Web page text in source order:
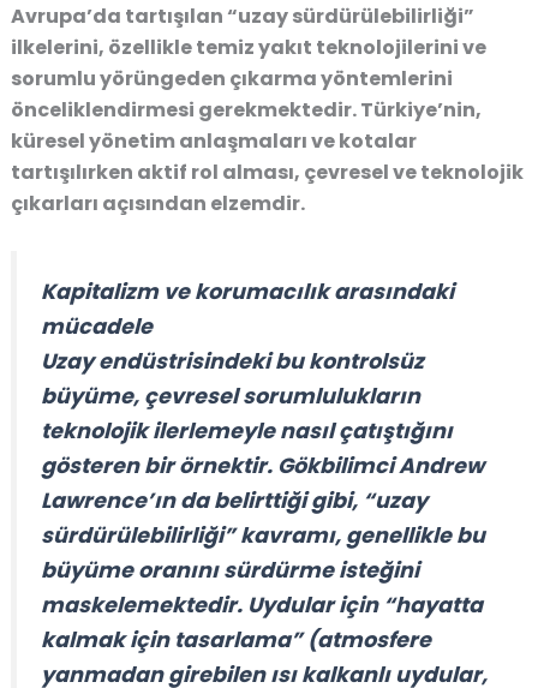
Avrupa’da tartışılan “uzay sürdürülebilirliği”
ilkelerini, özellikletemiz yakıt teknolojilerinive
sorumlu yörüngeden çıkarma yöntemlerini
önceliklendirmesi gerekmektedir. Türkiye’nin,
küresel yönetim anlaşmaları ve kotalar
tartışılırken aktif rol alması, çevresel ve teknolojik
çıkarları açısından elzemdir.
Kapitalizm ve korumacılık arasındaki
mücadele
Uzay endüstrisindeki bu kontrolsüz
büyüme, çevresel sorumlulukların
teknolojik ilerlemeyle nasıl çatıştığını
gösteren bir örnektir. GökbilimciAndrew
Lawrence’ın da belirttiği gibi, “uzay
sürdürülebilirliği” kavramı, genelliklebu
büyüme oranını sürdürme isteğini
maskelemektedir. Uydular için “hayatta
kalmak için tasarlama”(atmosfere
yanmadan girebilen ısı kalkanlı uydular,